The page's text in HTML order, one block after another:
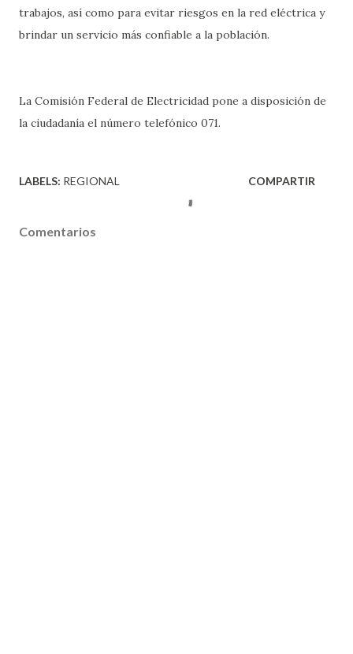
trabajos, así como para evitar riesgos en la red eléctrica y
brindar un servicio más confiable a la población.
La Comisión Federal de Electricidad pone a disposición de
la ciudadanía el número telefónico 071.
LABELS: REGIONAL COMPARTIR
Comentarios